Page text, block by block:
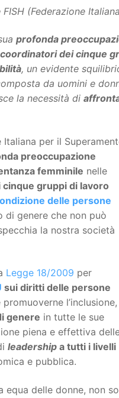
(Federazione
profonda
coordinatori dei cinque
, un evidente
da uomini e
la necessità di
Italiana per il
preoccupazione
femminile nelle
gruppi di lavoro
delle persone
di genere che non può
la nostra società
Legge 18/2009 per
sui diritti delle persone
l’inclusione,
genere in tutte le sue
piena e effettiva
leadership a tutti i livelli
e pubblica.
equa delle donne, non